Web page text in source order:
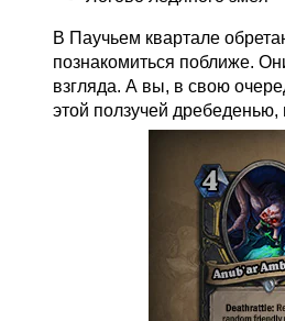
В Паучьем квартале
познакомиться поближе.
взгляда. А вы, в свою
этой ползучей